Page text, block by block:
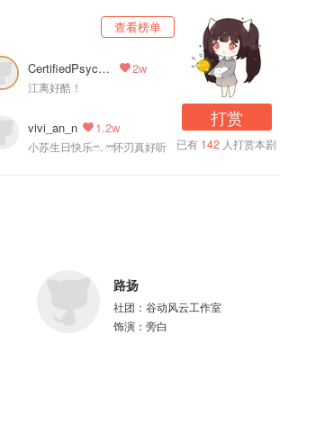
、贾涤翾、张文婕、张硕、毛润浙、宗天泽、灵均等
查看榜单
CertifiedPsychopath 2w
江离好酷！
vivi_an_n 1.2w
小苏生日快乐ෆ. ෆ⃛怀刃真好听
打赏
已有 142 人打赏本剧
路扬
社团： 谷动风云工作室
饰演： 旁白